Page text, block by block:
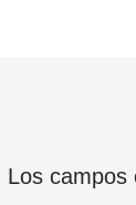
Los campos